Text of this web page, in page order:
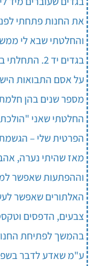
והחלטתי שבא לי
בגדים יד 2.
על אסם התבואות
מספר שנים בהן חלמתי
החלטתי שאני
הפרטית שלי –
מאז שהיתי נערה,
וההפתעות שאפשר
האלתורים שאפשר
צבעים, הדפסים
בהמשך לפתיחת
ע"מ שאדע לדבר